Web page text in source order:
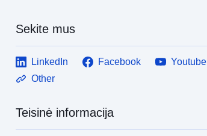
Sekite mus
LinkedIn Facebook
Youtube
Other
Teisinė informacija